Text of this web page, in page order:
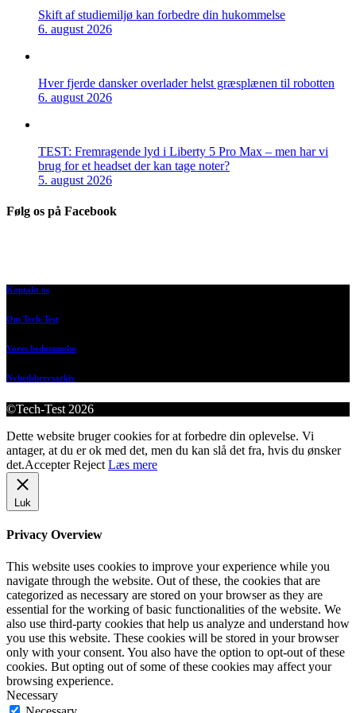
Skift af studiemiljø kan forbedre din hukommelse
6. august 2026
Hver fjerde dansker overlader helst græsplænen til robotten
6. august 2026
TEST: Fremragende lyd i Liberty 5 Pro Max – men har vi
brug for et headset der kan tage noter?
5. august 2026
Følg os på Facebook
Kontakt os
Om Tech-Test
Vores bedømmelse
Nyhedsbrevsarkiv
©Tech-Test 2026
Dette website bruger cookies for at forbedre din oplevelse. Vi
antager, at du er ok med det, men du kan slå det fra, hvis du ønsker
det.Accepter Reject Læs mere
Luk
Privacy Overview
This website uses cookies to improve your experience while you
navigate through the website. Out of these, the cookies that are
categorized as necessary are stored on your browser as they are
essential for the working of basic functionalities of the website. We
also use third-party cookies that help us analyze and understand how
you use this website. These cookies will be stored in your browser
only with your consent. You also have the option to opt-out of these
cookies. But opting out of some of these cookies may affect your
browsing experience.
Necessary